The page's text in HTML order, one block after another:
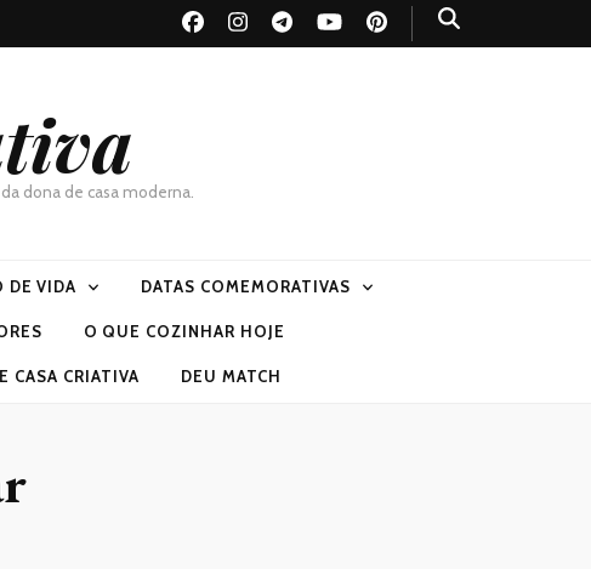
dona de casa moderna.
DE VIDA DATAS COMEMORATIVAS
O QUE COZINHAR HOJE
CASA CRIATIVA DEU MATCH